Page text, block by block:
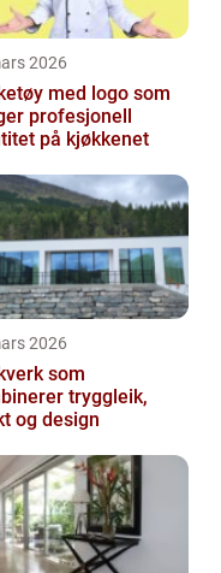
2026
med logo som
profesjonell
på kjøkkenet
2026
som
tryggleik,
og design